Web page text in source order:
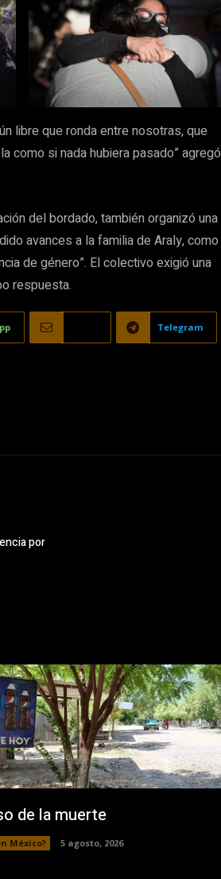
libre que ronda entre nosotras, que
como si nada hubiera pasado” agregó
del bordado, también organizó una
avances a la familia de Araly, como
de género”. El colectivo exigió una
respuesta.
Telegram
por
de la muerte
México? 5 agosto, 2026